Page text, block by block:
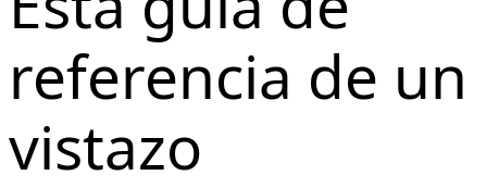
referencia de un
vistazo